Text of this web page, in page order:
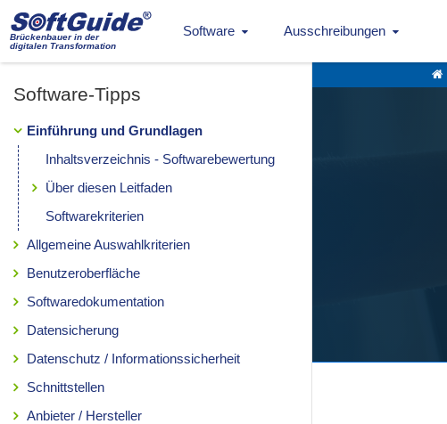
Brückenbauer in der
digitalen Transformation
Software Ausschreibungen
Software-Tipps
Einführung und Grundlagen
Inhaltsverzeichnis - Softwarebewertung
Über diesen Leitfaden
Softwarekriterien
Allgemeine Auswahlkriterien
Benutzeroberfläche
Softwaredokumentation
Datensicherung
Datenschutz / Informationssicherheit
Schnittstellen
Anbieter / Hersteller